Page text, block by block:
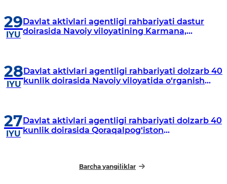
29
IYU
Davlat aktivlari agentligi rahbariyati dastur
doirasida Navoiy viloyatining Karmana,
28
IYU
Davlat aktivlari agentligi rahbariyati dolzarb 40
kunlik doirasida Navoiy viloyatida o‘rganish
27
IYU
Davlat aktivlari agentligi rahbariyati dolzarb 40
kunlik doirasida Qoraqalpog‘iston
Barcha yangiliklar